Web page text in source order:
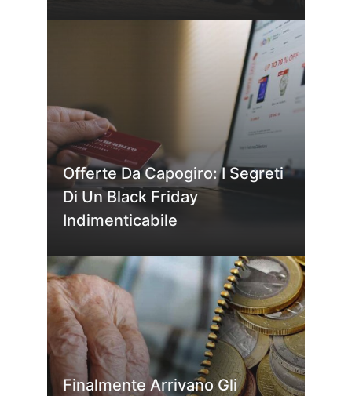
Offerte Da Capogiro: I Segreti
Di Un Black Friday
Indimenticabile
Finalmente Arrivano Gli